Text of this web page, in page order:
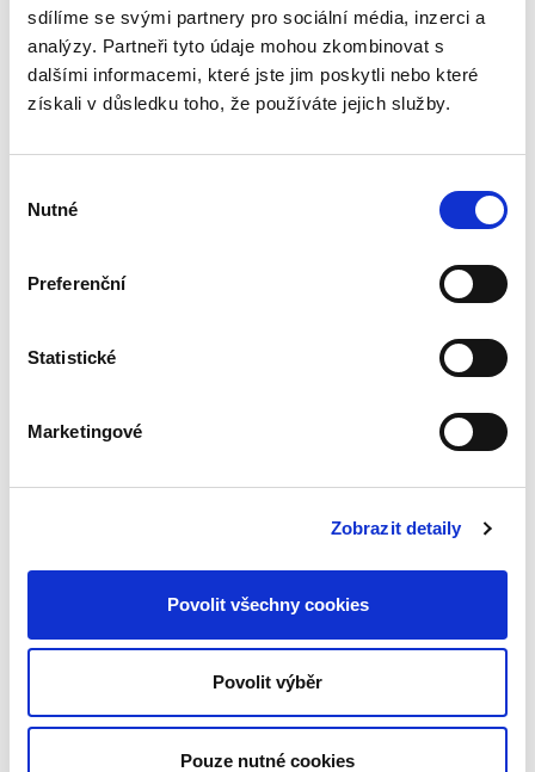
sdílíme se svými partnery pro sociální média, inzerci a
analýzy. Partneři tyto údaje mohou zkombinovat s
dalšími informacemi, které jste jim poskytli nebo které
získali v důsledku toho, že používáte jejich služby.
souhlasu
Nutné
Preferenční
Statistické
Marketingové
Zobrazit detaily
Povolit všechny cookies
Povolit výběr
Pouze nutné cookies
je totiž komplikovaná...
Náklady na výzkum
a vývoj jako
od základu daně
290,00 Kč
námi již dlouho, a přesto teprve v posledních
restrukturalizace.
sanací
podnikatelských
subjektů